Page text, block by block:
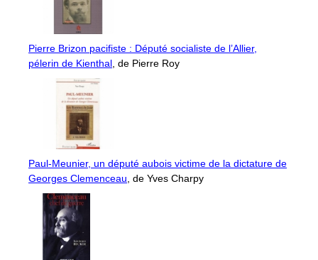
Pierre Brizon pacifiste : Député socialiste de l’Allier,
pélerin de Kienthal , de Pierre Roy
Paul-Meunier, un député aubois victime de la dictature de
Georges Clemenceau , de Yves Charpy